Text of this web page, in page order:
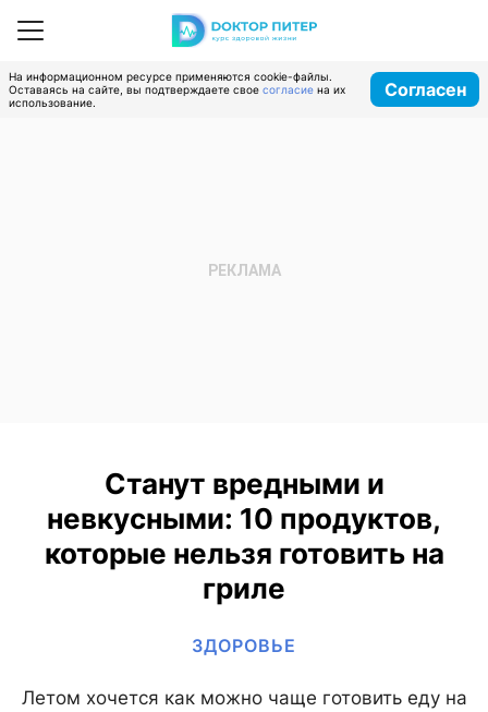
На информационном ресурсе применяются cookie-файлы.
Оставаясь на сайте, вы подтверждаете свое согласие на их
использование.
Согласен
Станут вредными и
невкусными: 10 продуктов,
которые нельзя готовить на
гриле
ЗДОРОВЬЕ
Летом хочется как можно чаще готовить еду на